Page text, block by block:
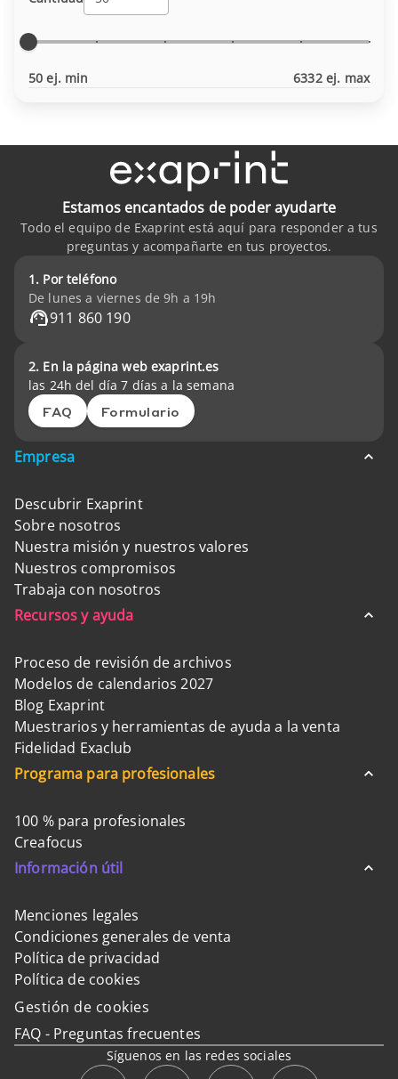
50 ej. min 6332 ej. max
Estamos encantados de poder ayudarte
Todo el equipo de Exaprint está aquí para responder a tus
preguntas y acompañarte en tus proyectos.
1. Por teléfono
De lunes a viernes de 9h a 19h
911 860 190
2. En la página web exaprint.es
las 24h del día 7 días a la semana
FAQ Formulario
Empresa
Descubrir Exaprint
Sobre nosotros
Nuestra misión y nuestros valores
Nuestros compromisos
Trabaja con nosotros
Recursos y ayuda
Proceso de revisión de archivos
Modelos de calendarios 2027
Blog Exaprint
Muestrarios y herramientas de ayuda a la venta
Fidelidad Exaclub
Programa para profesionales
100 % para profesionales
Creafocus
Información útil
Menciones legales
Condiciones generales de venta
Política de privacidad
Política de cookies
Gestión de cookies
FAQ - Preguntas frecuentes
Síguenos en las redes sociales